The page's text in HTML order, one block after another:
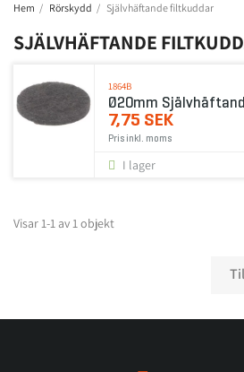
Hem Rörskydd Självhäftande filtkuddar
SJÄLVHÄFTANDE
1864B
Ø20mm
7,75 SEK
Pris inkl. moms
I lager
Visar 1-1 av 1 objekt